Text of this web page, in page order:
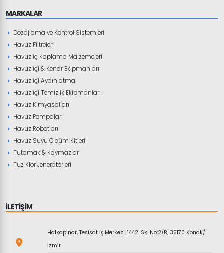
MARKALAR
Dozajlama ve Kontrol Sistemleri
Havuz Filtreleri
Havuz İç Kaplama Malzemeleri
Havuz İçi & Kenar Ekipmanları
Havuz İçi Aydınlatma
Havuz İçi Temizlik Ekipmanları
Havuz Kimyasalları
Havuz Pompaları
Havuz Robotları
Havuz Suyu Ölçüm Kitleri
Tutamak & Kaymazlar
Tuz Klor Jeneratörleri
İLETİŞİM
Halkapınar, Tesisat İş Merkezi, 1442. Sk. No:2/B, 35170 Konak/
İzmir